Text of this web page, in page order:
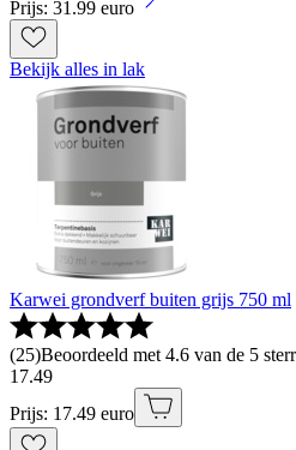
Prijs: 31.99 euro
Bekijk alles in lak
Karwei grondverf buiten grijs 750 ml
(25)Beoordeeld met 4.6 van de 5
17.49
Prijs: 17.49 euro